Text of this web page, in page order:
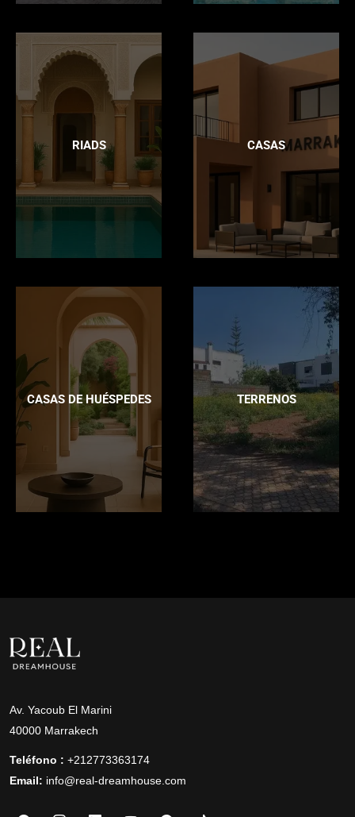
RIADS CASAS
CASAS DE HUÉSPEDES TERRENOS
Av. Yacoub El Marini
40000 Marrakech
Teléfono : +212773363174
Email: info@real-dreamhouse.com